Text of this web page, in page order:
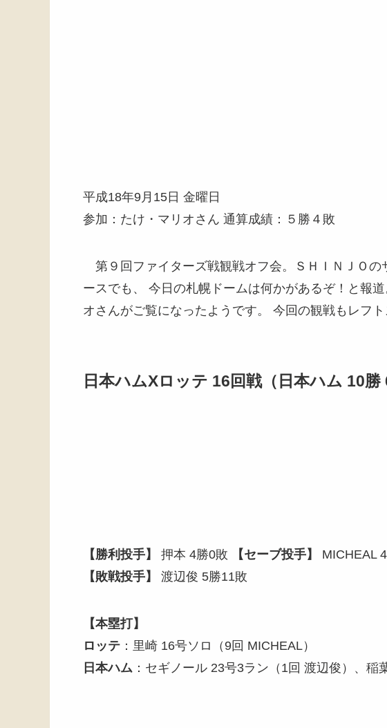
平成18年9月15日 金曜日
参加：たけ・マリオさん 通算成績：５勝４敗
第９回ファイターズ戦観戦オフ会。ＳＨＩＮＪＯ
ースでも、 今日の札幌ドームは何かがあるぞ！と報
オさんがご覧になったようです。 今回の観戦もレフト
日本ハムXロッテ 16回戦（日本ハム 10勝
【勝利投手】 押本 4勝0敗 【セーブ投手】
MICHEAL
【敗戦投手】
渡辺俊 5勝11敗
【本塁打】
ロッテ ：里崎 16号ソロ（9回 MICHEAL）
日本ハム ：セギノール 23号3ラン（1回 渡辺俊）、稲